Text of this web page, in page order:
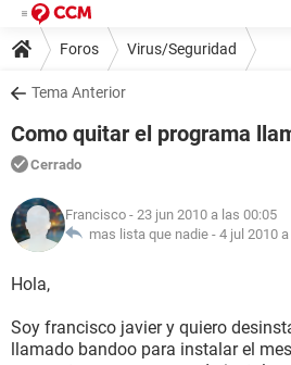
Foros Virus/Seguridad
Tema Anterior
Como quitar el programa
Cerrado
Francisco - 23 jun 2010 a las 00:05
mas lista que nadie - 4 jul 2010
Hola,
Soy francisco javier y quiero
llamado bandoo para instalar el